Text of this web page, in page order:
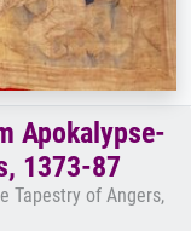
Apokalypse-
1373-87
Tapestry of Angers,